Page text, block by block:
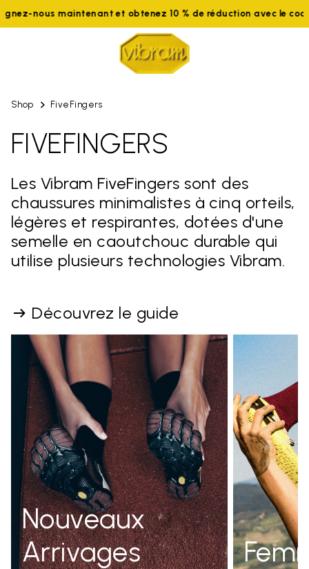
maintenant et obtenez 10 % de réduction avec le code
Shop FiveFingers
FIVEFINGERS
Les Vibram FiveFingers sont des
chaussures minimalistes à cinq orteils,
légères et respirantes, dotées d'une
semelle en caoutchouc durable qui
utilise plusieurs technologies Vibram.
Découvrez le guide
Nouveaux
Arrivages